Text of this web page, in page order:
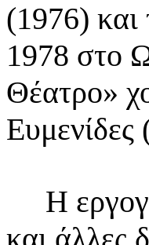
(1976) και
1978 στο
Θέατρο»
Η